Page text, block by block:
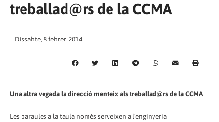
treballad@rs de la CCMA
Dissabte, 8 febrer, 2014
Una altra vegada la direcció menteix als treballad@rs de la CCMA
Les paraules a la taula només serveixen a l'enginyeria